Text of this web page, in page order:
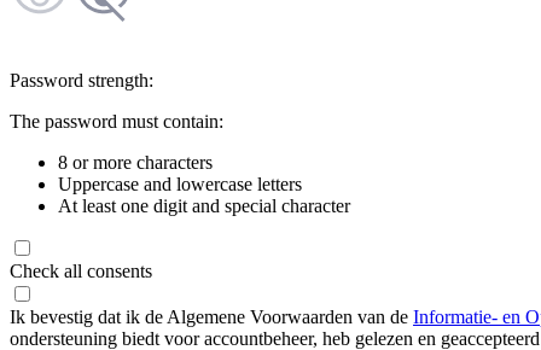
Password strength:
The password must contain:
8 or more characters
Uppercase and lowercase letters
At least one digit and special character
Check all consents
Ik bevestig dat ik de Algemene Voorwaarden van de Informatie- en
ondersteuning biedt voor accountbeheer, heb gelezen en